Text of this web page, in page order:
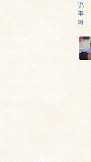
说
事 |
辑